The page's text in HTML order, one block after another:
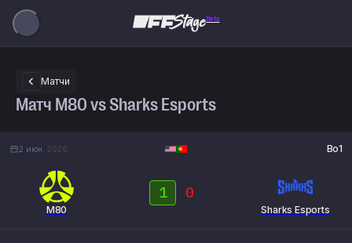
Beta
Матчи
Матч M80 vs Sharks Esports
2 июн. 2026 Bo1
M80
1 0
Sharks Esports